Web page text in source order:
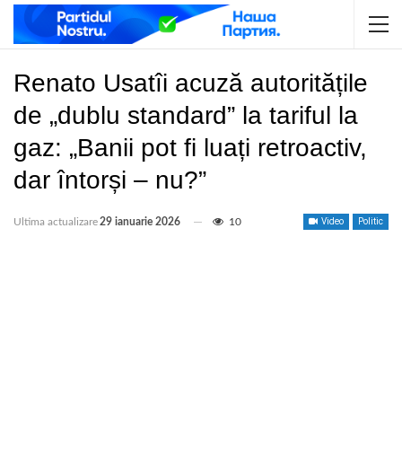
Renato Usatîi acuză autoritățile
de „dublu standard” la tariful la
gaz: „Banii pot fi luați retroactiv,
dar întorși – nu?”
Video Politic
Ultima actualizare29 ianuarie 2026 10